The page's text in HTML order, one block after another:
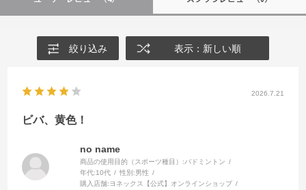
絞り込み 表示：新しい順
2026.7.21
ビバ、黄色！
no name
商品の使用目的（スポーツ種目）:バドミントン
年代:10代 性別:男性
購入店舗: ヨネックス【公式】オンラインショップ